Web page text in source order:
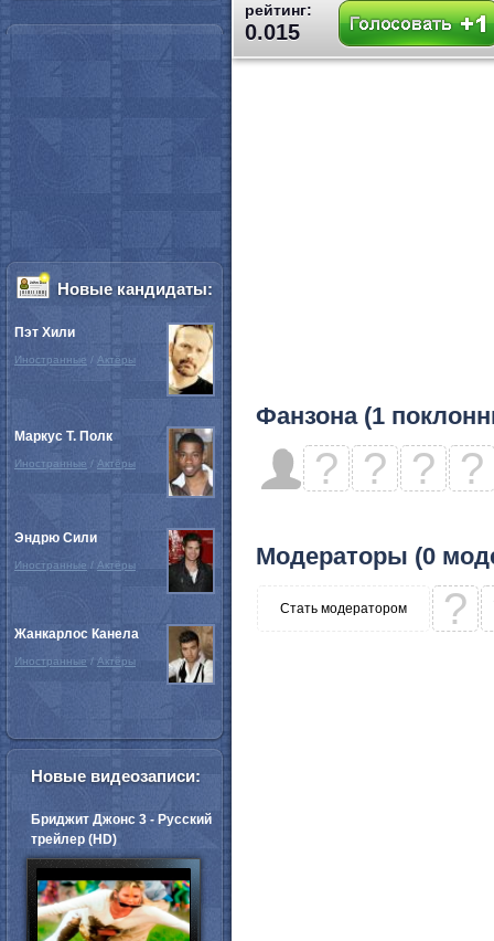
рейтинг:
0.015
Фанзона (1
? ? ? ?
Модераторы (0
Стать модератором ?
Новые кандидаты:
Пэт Хили
Иностранные / Актёры
Маркус Т. Полк
Иностранные / Актёры
Эндрю Сили
Иностранные / Актёры
Жанкарлос Канела
Иностранные / Актёры
Новые видеозаписи:
Бриджит Джонс 3 - Русский
трейлер (HD)